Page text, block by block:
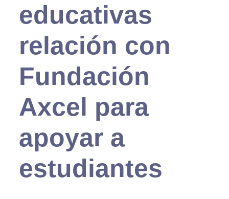
educativas
relación con
Fundación
Axcel para
apoyar a
estudiantes